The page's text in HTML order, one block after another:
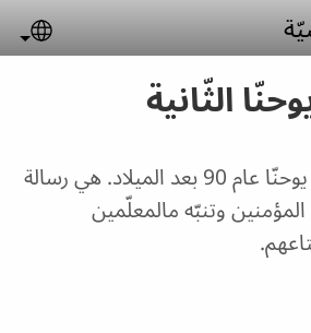
الرّسالة هاذي كتبها يوحنّا عام 90 بعد الميلاد. هي رسالة
وتنبّه مالمعلّمين